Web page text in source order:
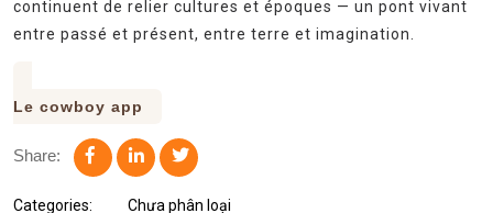
continuent de relier cultures et époques — un pont vivant
entre passé et présent, entre terre et imagination.
Le cowboy app
Share:
Categories: Chưa phân loại